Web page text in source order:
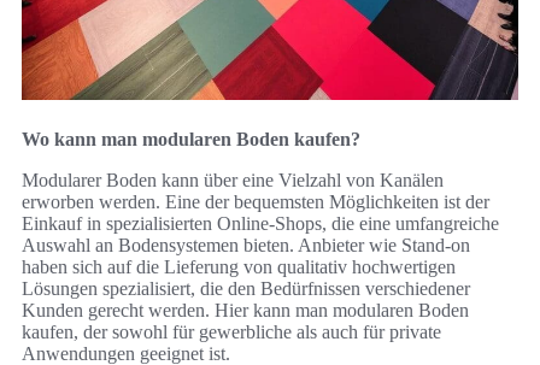
Wo kann man modularen Boden kaufen?
Modularer Boden kann über eine Vielzahl von Kanälen
erworben werden. Eine der bequemsten Möglichkeiten ist der
Einkauf in spezialisierten Online-Shops, die eine umfangreiche
Auswahl an Bodensystemen bieten. Anbieter wie Stand-on
haben sich auf die Lieferung von qualitativ hochwertigen
Lösungen spezialisiert, die den Bedürfnissen verschiedener
Kunden gerecht werden. Hier kann man modularen Boden
kaufen, der sowohl für gewerbliche als auch für private
Anwendungen geeignet ist.